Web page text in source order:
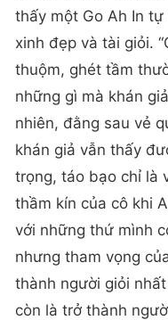
thấy một Go Ah In
xinh đẹp và tài giỏi.
thuộm, ghét tầm
những gì mà khán
nhiên, đằng sau vẻ
khán giả vẫn thấy
trọng, táo bạo chỉ là
thầm kín của cô khi
với những thứ mình
nhưng tham vọng
thành người giỏi
còn là trở thành